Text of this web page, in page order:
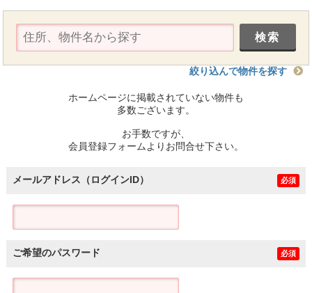
絞り込んで物件を探す
ホームページに掲載されていない物件も
多数ございます。
お手数ですが、
会員登録フォームよりお問合せ下さい。
メールアドレス（ログインID） 必須
ご希望のパスワード 必須